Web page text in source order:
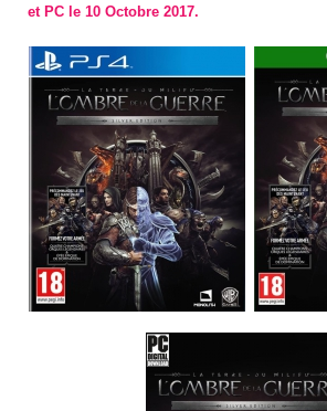
et PC le 10 Octobre 2017.